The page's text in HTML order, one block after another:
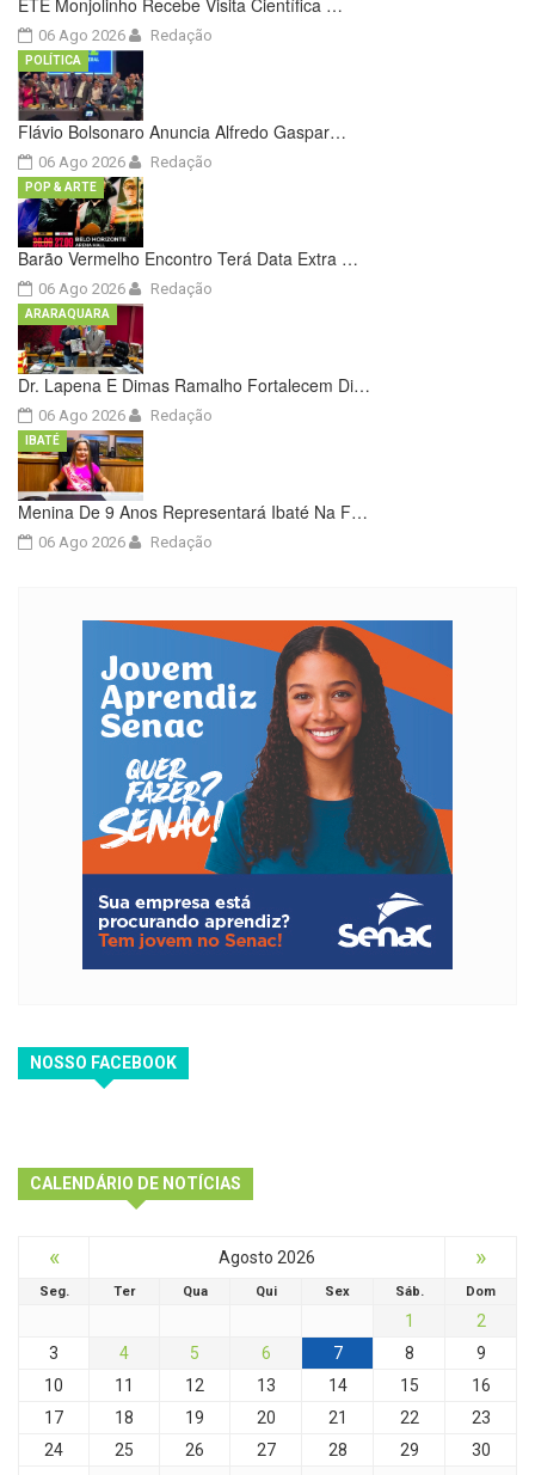
06 Ago 2026 Redação
Flávio Bolsonaro Anuncia Alfredo Gaspar…
06 Ago 2026
POLÍTICA
Redação
Barão Vermelho Encontro Terá Data Extra …
06 Ago 2026
POP & ARTE
Redação
Dr. Lapena E Dimas Ramalho Fortalecem Di…
06 Ago 2026
ARARAQUARA
Redação
Menina De 9 Anos Representará Ibaté Na F…
06 Ago 2026
IBATÉ
Redação
NOSSO FACEBOOK
CALENDÁRIO DE NOTÍCIAS
« Agosto 2026 »
Seg. Ter Qua Qui Sex Sáb. Dom
1
2
3
4 5 6 7 8
9
10
11 12 13 14 15
16
17
18 19 20 21 22
23
24
25 26 27 28 29
30